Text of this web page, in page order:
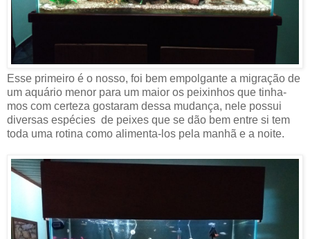
Esse primeiro é o nosso, foi bem empolgante a migração de
um aquário menor para um maior os peixinhos que tinha-
mos com certeza gostaram dessa mudança, nele possui
diversas espécies de peixes que se dão bem entre si tem
toda uma rotina como alimenta-los pela manhã e a noite.